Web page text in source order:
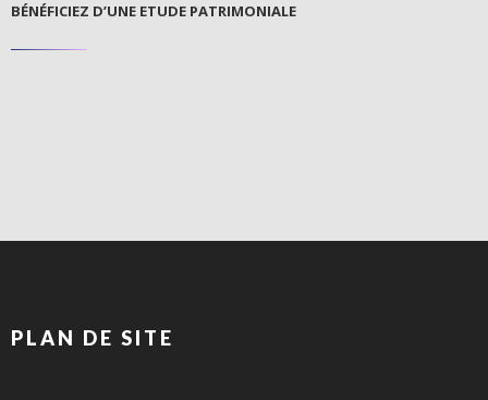
BÉNÉFICIEZ D’UNE ETUDE PATRIMONIALE
PLAN DE SITE